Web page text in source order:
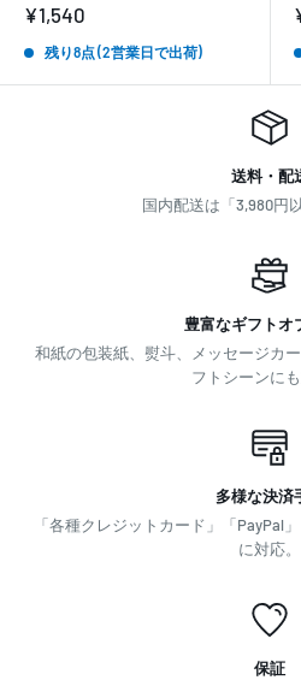
販
価
¥1,540
残り8点 (2営業日で出荷)
送料・配
国内配送は「3,980円
豊富なギフトオ
和紙の包装紙、熨斗、メッセージカ
フトシーンにも
多様な決済
「各種クレジットカード」「PayPal
に対応。
保証